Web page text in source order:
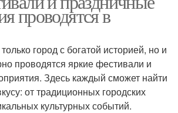
проводятся в
город с богатой историей, но и
проводятся яркие фестивали и
Здесь каждый сможет найти
от традиционных городских
культурных событий.